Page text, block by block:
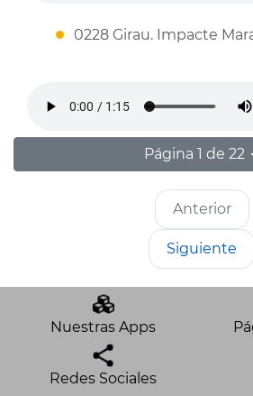
0228 Girau. Impacte
Página 1 de 22
Anterior
Siguiente
Nuestras Apps
Redes Sociales